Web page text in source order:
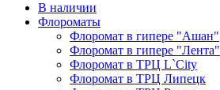
В наличии
Флороматы
Флоромат в гипере "Ашан"
Флоромат в гипере "Лента"
Флоромат в ТРЦ L`City
Флоромат в ТРЦ Липецк